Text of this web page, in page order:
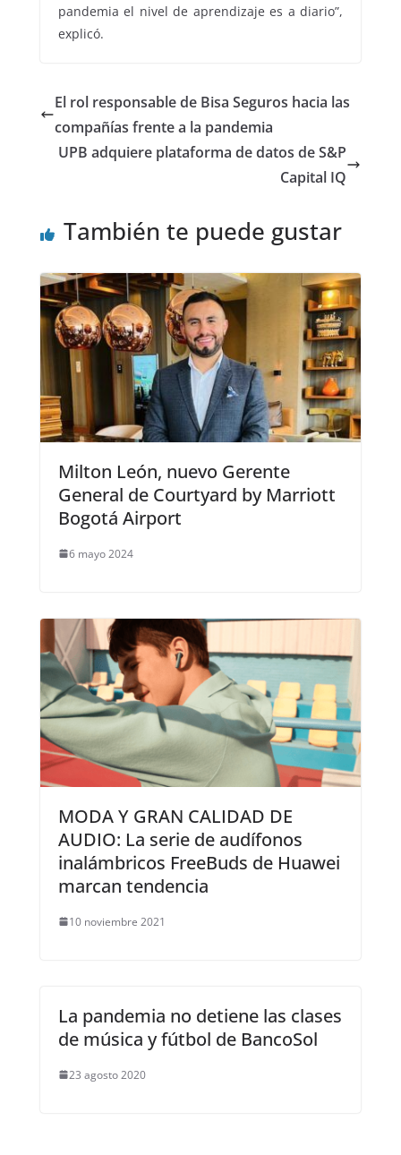
pandemia el nivel de aprendizaje es a diario”,
explicó.
El rol responsable de Bisa Seguros hacia las
compañías frente a la pandemia
UPB adquiere plataforma de datos de S&P
Capital IQ
También te puede gustar
Milton León, nuevo Gerente
General de Courtyard by Marriott
Bogotá Airport
6 mayo 2024
MODA Y GRAN CALIDAD DE
AUDIO: La serie de audífonos
inalámbricos FreeBuds de Huawei
marcan tendencia
10 noviembre 2021
La pandemia no detiene las clases
de música y fútbol de BancoSol
23 agosto 2020